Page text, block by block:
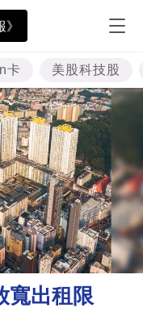
卡 美股科技股
寬出租限